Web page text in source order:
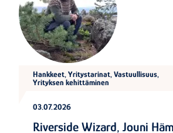
Hankkeet, Yritystarinat, Vastuullisuus,
Yrityksen kehittäminen
03.07.2026
Riverside Wizard, Jouni